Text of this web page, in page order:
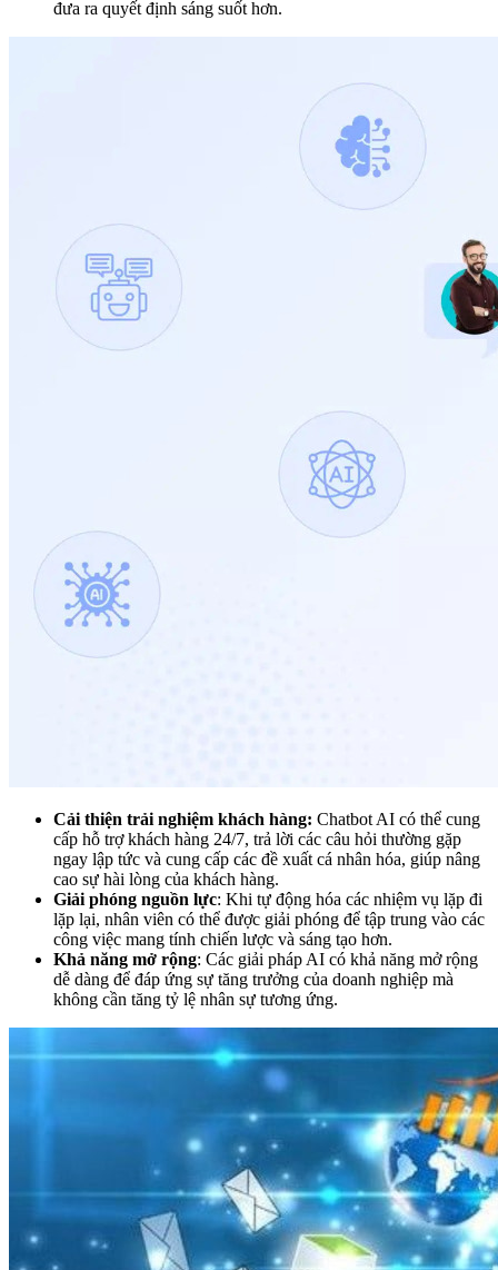
đưa ra quyết định sáng suốt hơn.
Cải thiện trải nghiệm khách hàng: Chatbot AI có thể cung
cấp hỗ trợ khách hàng 24/7, trả lời các câu hỏi thường gặp
ngay lập tức và cung cấp các đề xuất cá nhân hóa, giúp nâng
cao sự hài lòng của khách hàng.
Giải phóng nguồn lực: Khi tự động hóa các nhiệm vụ lặp đi
lặp lại, nhân viên có thể được giải phóng để tập trung vào các
công việc mang tính chiến lược và sáng tạo hơn.
Khả năng mở rộng: Các giải pháp AI có khả năng mở rộng
dễ dàng để đáp ứng sự tăng trưởng của doanh nghiệp mà
không cần tăng tỷ lệ nhân sự tương ứng.